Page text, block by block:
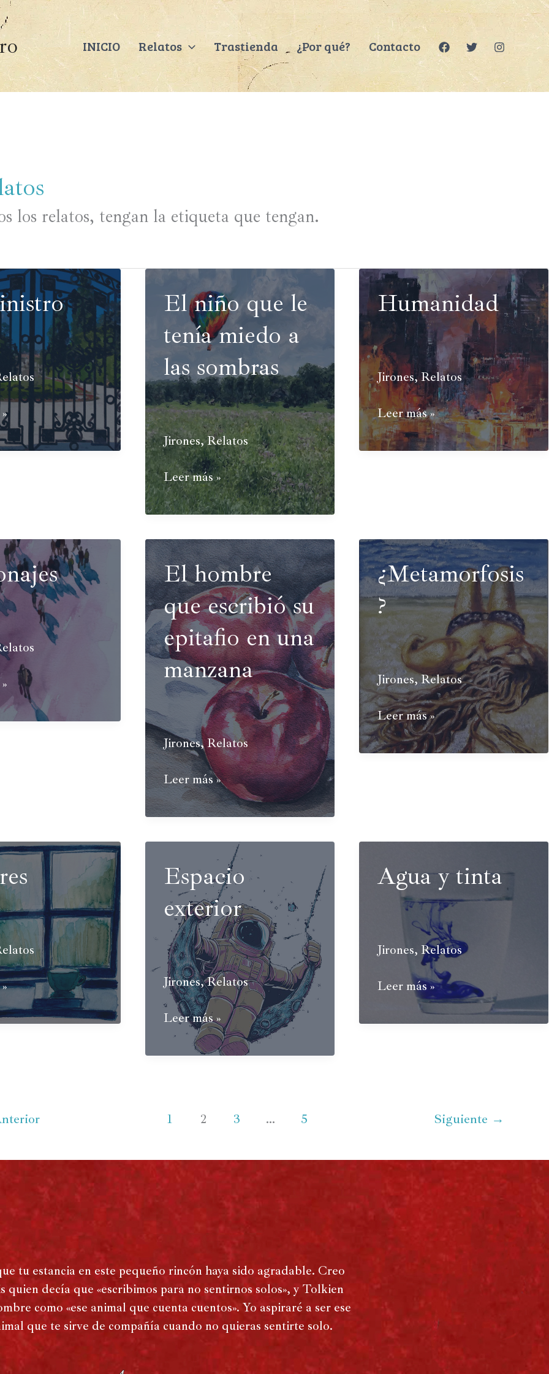
INICIO Relatos Trastienda ¿Por qué? Contacto
los relatos, tengan la etiqueta que tengan.
El niño que le
tenía miedo a
las sombras
Jirones,Relatos
El
niño
que
tenía
miedo
a
las
sombras
Leer más »
Humanidad
Jirones,Relatos
Humanidad
Leer más »
El hombre
que escribió su
epitafio en una
manzana
Jirones,Relatos
El
hombre
que
epitafio
en
una
manzana
Leer más »
¿Metamorfosis
?
Jirones,Relatos
¿Metamorfosis?
Leer más »
Espacio
exterior
Jirones,Relatos
Espacio
exterior
Leer más »
Agua y tinta
Jirones, Relatos
Agua
tinta
Leer más »
1 2 3 … 5 Siguiente →
tu estancia en este pequeño rincón haya sido agradable. Creo
quien decía que «escribimos para no sentirnos solos», y Tolkien
como «ese animal que cuenta cuentos». Yo aspiraré a ser ese
que te sirve de compañía cuando no quieras sentirte solo.